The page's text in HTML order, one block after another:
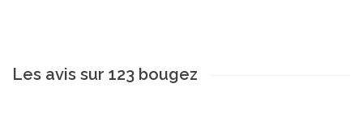
Les avis sur 123 bougez